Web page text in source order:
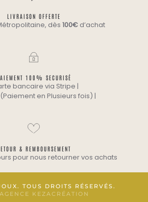
LIVRAISON OFFERTE
dès 100€d’achat
100% SECURISÉ
bancaire via Stripe |
(Paiement en Plusieurs fois) |
& REMBOURSEMENT
pour nous retourner vos achats
TOUS DROITS RÉSERVÉS.
KEZACRÉATION